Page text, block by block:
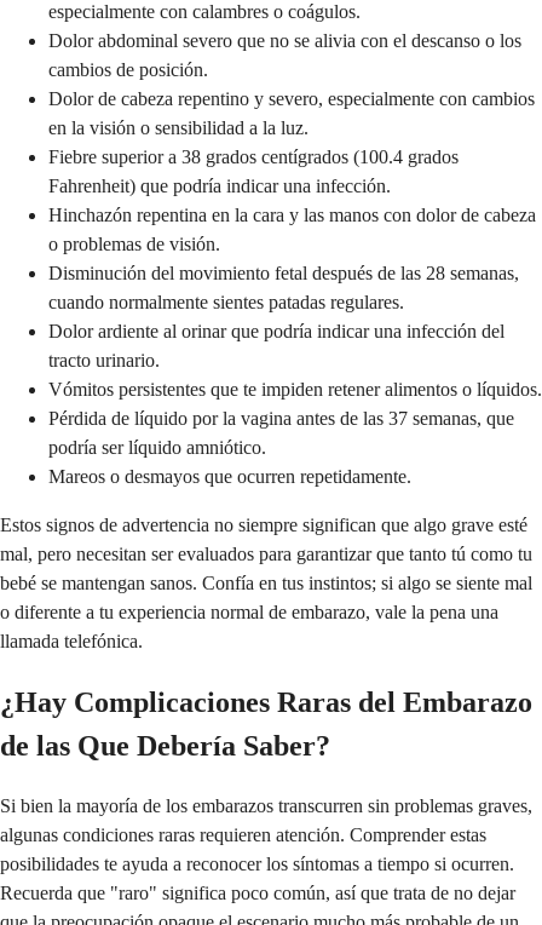
especialmente con calambres o coágulos.
Dolor abdominal severo que no se alivia con el descanso o los
cambios de posición.
Dolor de cabeza repentino y severo, especialmente con cambios
en la visión o sensibilidad a la luz.
Fiebre superior a 38 grados centígrados (100.4 grados
Fahrenheit) que podría indicar una infección.
Hinchazón repentina en la cara y las manos con dolor de cabeza
o problemas de visión.
Disminución del movimiento fetal después de las 28 semanas,
cuando normalmente sientes patadas regulares.
Dolor ardiente al orinar que podría indicar una infección del
tracto urinario.
Vómitos persistentes que te impiden retener alimentos o líquidos.
Pérdida de líquido por la vagina antes de las 37 semanas, que
podría ser líquido amniótico.
Mareos o desmayos que ocurren repetidamente.
Estos signos de advertencia no siempre significan que algo grave esté
mal, pero necesitan ser evaluados para garantizar que tanto tú como tu
bebé se mantengan sanos. Confía en tus instintos; si algo se siente mal
o diferente a tu experiencia normal de embarazo, vale la pena una
llamada telefónica.
¿Hay Complicaciones Raras del Embarazo
de las Que Debería Saber?
Si bien la mayoría de los embarazos transcurren sin problemas graves,
algunas condiciones raras requieren atención. Comprender estas
posibilidades te ayuda a reconocer los síntomas a tiempo si ocurren.
Recuerda que "raro" significa poco común, así que trata de no dejar